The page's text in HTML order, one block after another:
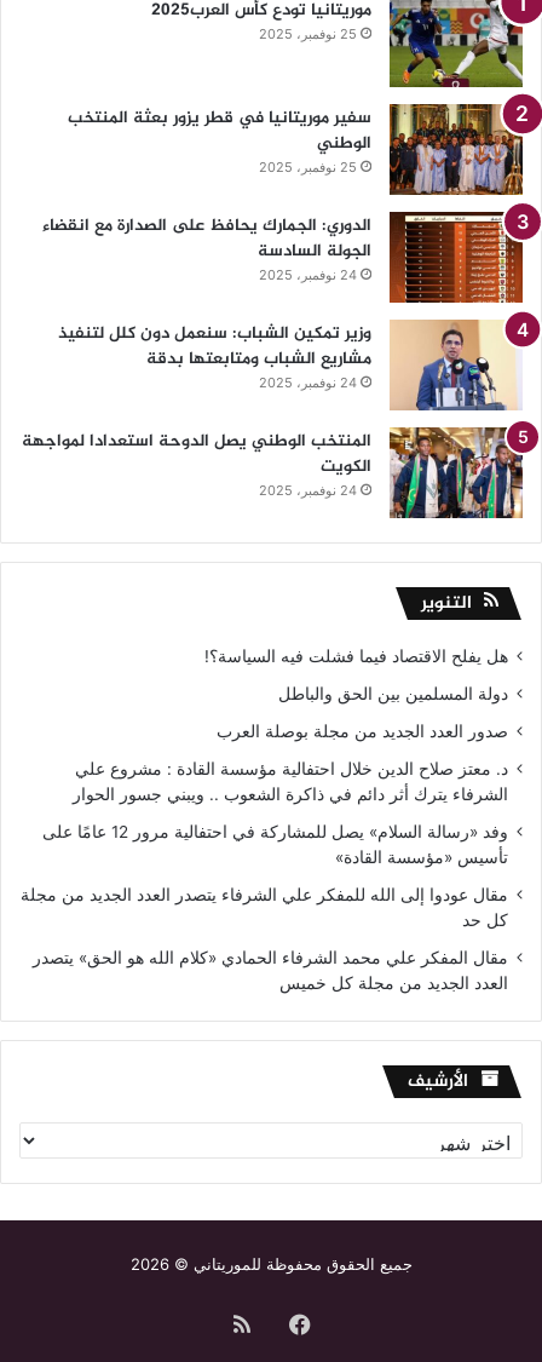
موريتانيا تودع كأس العرب2025
25 نوفمبر، 2025
سفير موريتانيا في قطر يزور بعثة المنتخب
الوطني
25 نوفمبر، 2025
الدوري: الجمارك يحافظ على الصدارة مع انقضاء
الجولة السادسة
24 نوفمبر، 2025
وزير تمكين الشباب: سنعمل دون كلل لتنفيذ
مشاريع الشباب ومتابعتها بدقة
24 نوفمبر، 2025
المنتخب الوطني يصل الدوحة استعدادا لمواجهة
الكويت
24 نوفمبر، 2025
التنوير
هل يفلح الاقتصاد فيما فشلت فيه السياسة؟!
دولة المسلمين بين الحق والباطل
صدور العدد الجديد من مجلة بوصلة العرب
د. معتز صلاح الدين خلال احتفالية مؤسسة القادة : مشروع علي
الشرفاء يترك أثر دائم في ذاكرة الشعوب .. ويبني جسور الحوار
وفد «رسالة السلام» يصل للمشاركة في احتفالية مرور 12 عامًا على
تأسيس «مؤسسة القادة»
مقال عودوا إلى الله للمفكر علي الشرفاء يتصدر العدد الجديد من مجلة
كل حد
مقال المفكر علي محمد الشرفاء الحمادي «كلام الله هو الحق» يتصدر
العدد الجديد من مجلة كل خميس
الأرشيف الأرشيف
جميع الحقوق محفوظة للموريتاني © 2026
فيسبوكملخص